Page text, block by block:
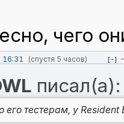
чего
(спустя 5 часов) [-]
писал(а):
его тестерам, у